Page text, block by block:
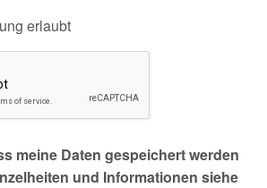
erlaubt
meine Daten gespeichert werden
und Informationen siehe